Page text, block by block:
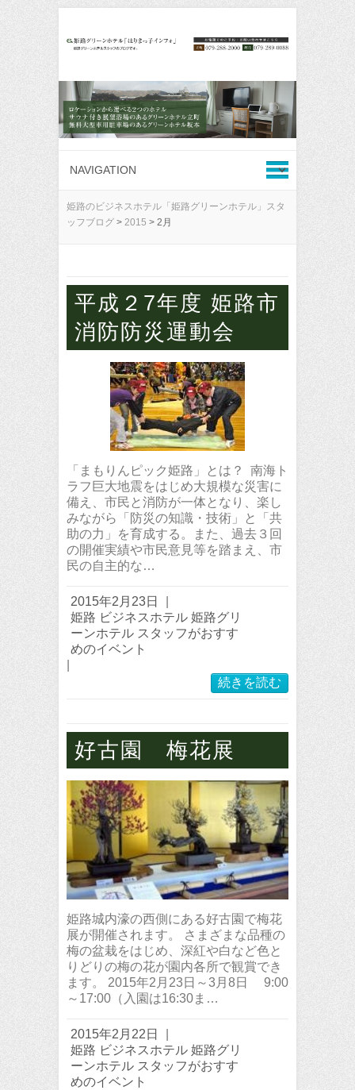
姫路のビジネスホテル「姫路グリーンホテル」スタ
ッフブログ > 2015 > 2月
平成２7年度 姫路市
消防防災運動会
「まもりんピック姫路」とは？ 南海ト
ラフ巨大地震をはじめ大規模な災害に
備え、市民と消防が一体となり、楽し
みながら「防災の知識・技術」と「共
助の力」を育成する。また、過去３回
の開催実績や市民意見等を踏まえ、市
民の自主的な…
2015年2月23日
姫路 ビジネスホテル 姫路グリ
ーンホテル スタッフがおすす
めのイベント
続きを読む
好古園 梅花展
姫路城内濠の西側にある好古園で梅花
展が開催されます。 さまざまな品種の
梅の盆栽をはじめ、深紅や白など色と
りどりの梅の花が園内各所で観賞でき
ます。 2015年2月23日～3月8日 9:00
～17:00（入園は16:30ま…
2015年2月22日
姫路 ビジネスホテル 姫路グリ
ーンホテル スタッフがおすす
めのイベント